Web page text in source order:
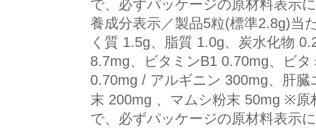
で、必ずパッケージの原材料表示
養成分表示／製品5粒(標準2.8g)当
く質 1.5g、脂質 1.0g、炭水化物
8.7mg、ビタミンB1 0.70mg、ビ
0.70mg / アルギニン 300mg、肝
末 200mg 、マムシ粉末 50mg ※原
で、必ずパッケージの原材料表示